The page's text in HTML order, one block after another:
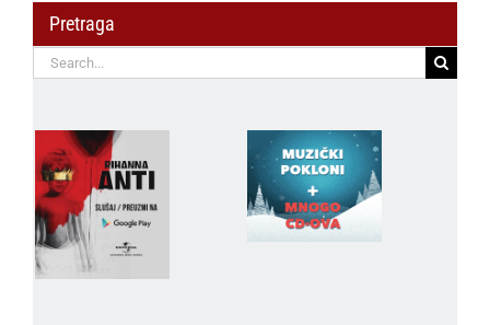
Pretraga
Search
for: